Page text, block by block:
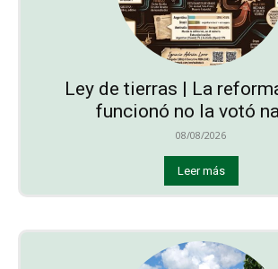
Ley de tierras | La
funcionó no la votó
08/08/2026
Leer más